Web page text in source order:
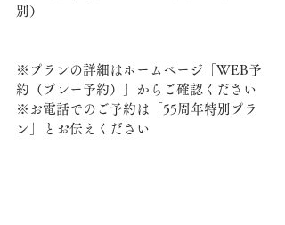
別）
※プランの詳細はホームページ「WEB予
約（プレー予約）」からご確認ください
※お電話でのご予約は「55周年特別プラ
ン」とお伝えください